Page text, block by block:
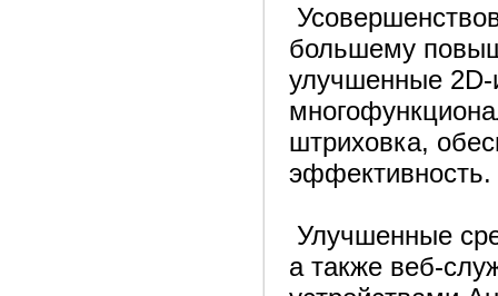
большему
улучшенные 2D-
штриховка,
эффективность.
Улучшенные
а также веб-